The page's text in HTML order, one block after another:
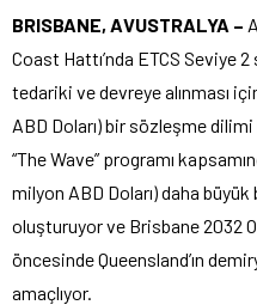
BRISBANE, AVUSTRALYA –
Coast Hattı’nda ETCS Seviye
tedariki ve devreye alınması
ABD Doları) bir sözleşme
“The Wave” programı
milyon ABD Doları) daha
oluşturuyor ve Brisbane 2032
öncesinde Queensland’ın
amaçlıyor.